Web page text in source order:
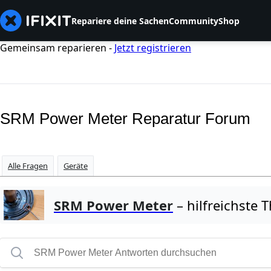
Repariere deine SachenCommunityShop
Gemeinsam reparieren - Jetzt registrieren
SRM Power Meter Reparatur Forum
Alle Fragen Geräte
SRM Power Meter – hilfreichste